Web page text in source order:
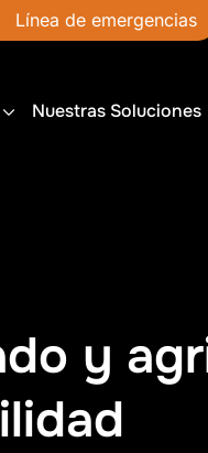
Línea de emergencias
Nuestras Soluciones
y